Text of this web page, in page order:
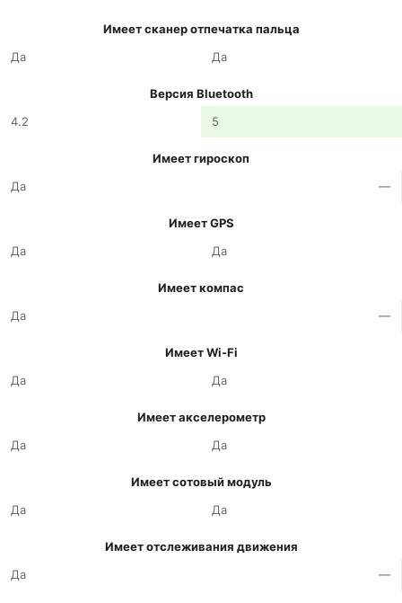
Имеет сканер отпечатка пальца
Да
Да
Версия Bluetooth
4.2
5
Имеет гироскоп
Да
—
Имеет GPS
Да
Да
Имеет компас
Да
—
Имеет Wi-Fi
Да
Да
Имеет акселерометр
Да
Да
Имеет сотовый модуль
Да
Да
Имеет отслеживания движения
Да
—